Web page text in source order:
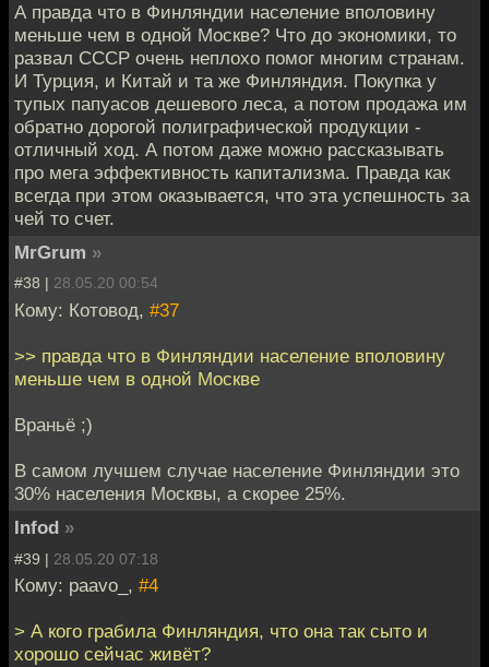
А правда что в Финляндии население вполовину
меньше чем в одной Москве? Что до экономики, то
развал СССР очень неплохо помог многим странам.
И Турция, и Китай и та же Финляндия. Покупка у
тупых папуасов дешевого леса, а потом продажа им
обратно дорогой полиграфической продукции -
отличный ход. А потом даже можно рассказывать
про мега эффективность капитализма. Правда как
всегда при этом оказывается, что эта успешность за
чей то счет.
MrGrum »
#38 | 28.05.20 00:54
Кому: Котовод, #37
>> правда что в Финляндии население вполовину
меньше чем в одной Москве
Враньё ;)
В самом лучшем случае население Финляндии это
30% населения Москвы, а скорее 25%.
Infod »
#39 | 28.05.20 07:18
Кому: paavo_, #4
> А кого грабила Финляндия, что она так сыто и
хорошо сейчас живёт?